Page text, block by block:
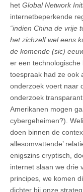
het Global Network
internetbeperkende
“indien China de vrije
het zichzelf wel eens
de komende (sic)
er een
toespraak had ze ook
onderzoek voert naar
onderzoek
Amerikanen mogen
cybergeheimen?).
doen binnen de
allesomvattende’
enigszins cryptisch,
internet slaan we drie
principes, we komen
dichter bij onze